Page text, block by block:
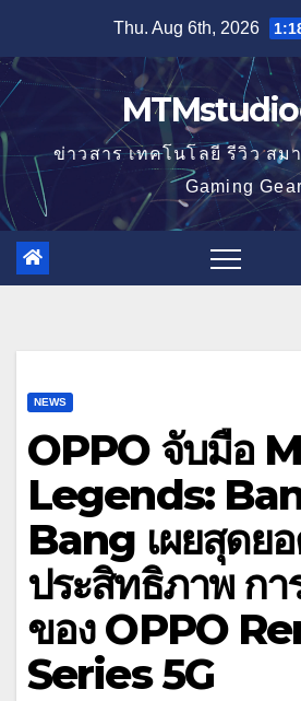
content
Thu. Aug 6th, 2026
ข่าวสาร เทคโนโลยี รีวิว สม
Gaming Gear
NEWS
OPPO จับมือ
Legends:
Bang เผยสุดย
ประสิทธิภาพ กา
ของ OPPO
Series 5G